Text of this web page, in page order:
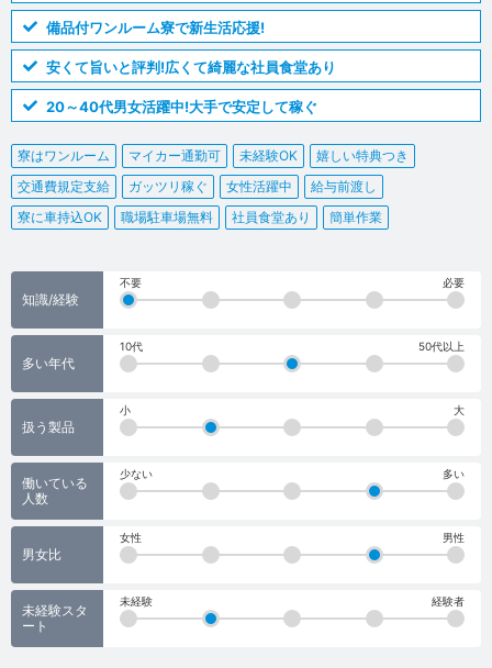
備品付ワンルーム寮で新生活応援!
安くて旨いと評判!広くて綺麗な社員食堂あり
20～40代男女活躍中!大手で安定して稼ぐ
寮はワンルーム マイカー通勤可 未経験OK
嬉しい特典つき
交通費規定支給
ガッツリ稼ぐ 女性活躍中
給与前渡し
寮に車持込OK
職場駐車場無料 社員食堂あり 簡単作業
知識/経験
不要 必要
多い年代
10代 50代以上
扱う製品
小 大
働いている
人数
少ない 多い
男女比
女性 男性
未経験スタ
ート
未経験 経験者